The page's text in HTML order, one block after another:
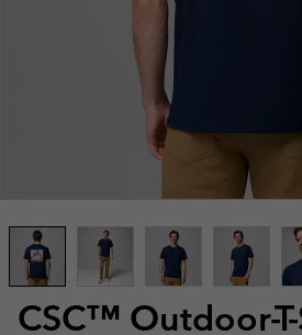
CSC™ Outdoor-